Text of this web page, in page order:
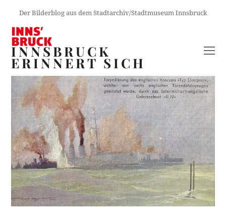
Der Bilderblog aus dem Stadtarchiv/Stadtmuseum Innsbruck
INNSBRUCK
ERINNERT SICH